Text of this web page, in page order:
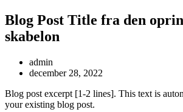
Blog Post Title fra den
skabelon
admin
december 28, 2022
Blog post excerpt [1-2 lines]. This text is
your existing blog post.